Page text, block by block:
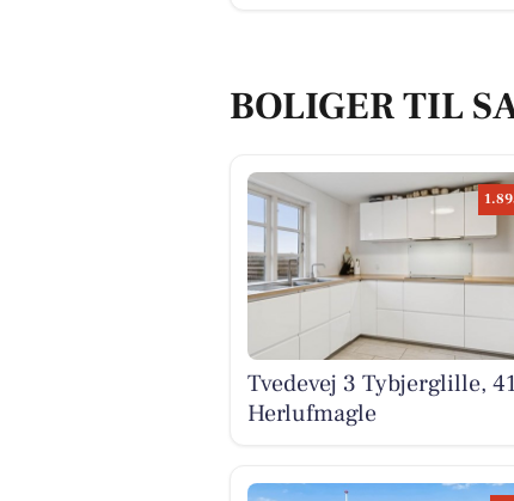
BOLIGER TIL
Tvedevej 3 Tybjerglille,
Herlufmagle